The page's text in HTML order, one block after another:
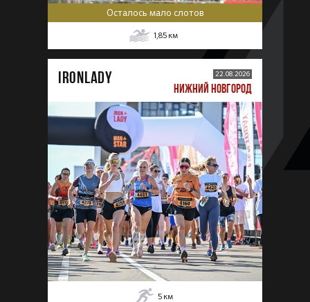
Осталось мало слотов
1,85 км
IRONLADY 22.08.2026
НИЖНИЙ НОВГОРОД
5 км